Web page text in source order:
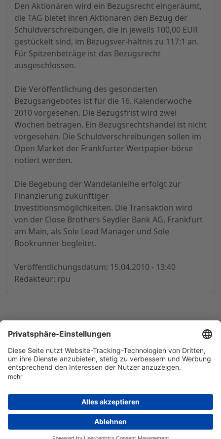
Den Aktionären wird ein Bezugsrecht eingeräumt,
die TAG bietet ihren Aktionären den Bezug der
Schuldverschreibungen, die in jeweils 100,00 EUR
gestückelt sind, im Bezugsver-hältnis zu 117:1 an.
Für Spitzenbeträge ist das Bezugsrecht
ausgeschlossen.
Die Veröffentlichung des gesonderten
Bezugsangebotes ist für die 16. Kalenderwoche
2010 vorgesehen. Die Bezugsfrist wird zwei
Wochen betragen. Ein Bezugsrechtshandel ist nicht
vorgesehen. Die Schuldverschreibungen sollen im
Open Market der Frankfurter Wertpapier-börse
notiert werden.
Die Begebung der Wandelanleihe erfolgt zur
Finanzierung zukünftiger
Investitionsmöglichkeiten. Die Transaktion wird
von der Close Brothers Seydler Bank AG, Frankfurt
am Main, als Sole Lead Manager und Sole
Bookrunner begleitet.
Veröffentlichungsdatum: 15.04.2010 - 13:40
Redakteur: rpu
© 1998-2026by GSC Research GmbH
Datenschutz